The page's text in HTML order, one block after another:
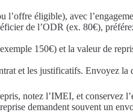
l’offre éligible), avec
de l’ODR (ex. 80€),
150€) et la valeur de
et les justificatifs. Envoyez
notez l’IMEI, et conservez
demandent souvent un